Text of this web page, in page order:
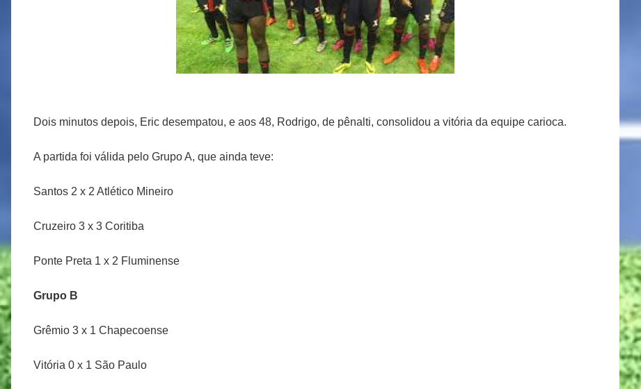
Dois minutos depois, Eric desempatou, e aos 48, Rodrigo, de pênalti, consolidou a vitória da equipe carioca.
A partida foi válida pelo Grupo A, que ainda teve:
Santos 2 x 2 Atlético Mineiro
Cruzeiro 3 x 3 Coritiba
Ponte Preta 1 x 2 Fluminense
Grupo B
Grêmio 3 x 1 Chapecoense
Vitória 0 x 1 São Paulo